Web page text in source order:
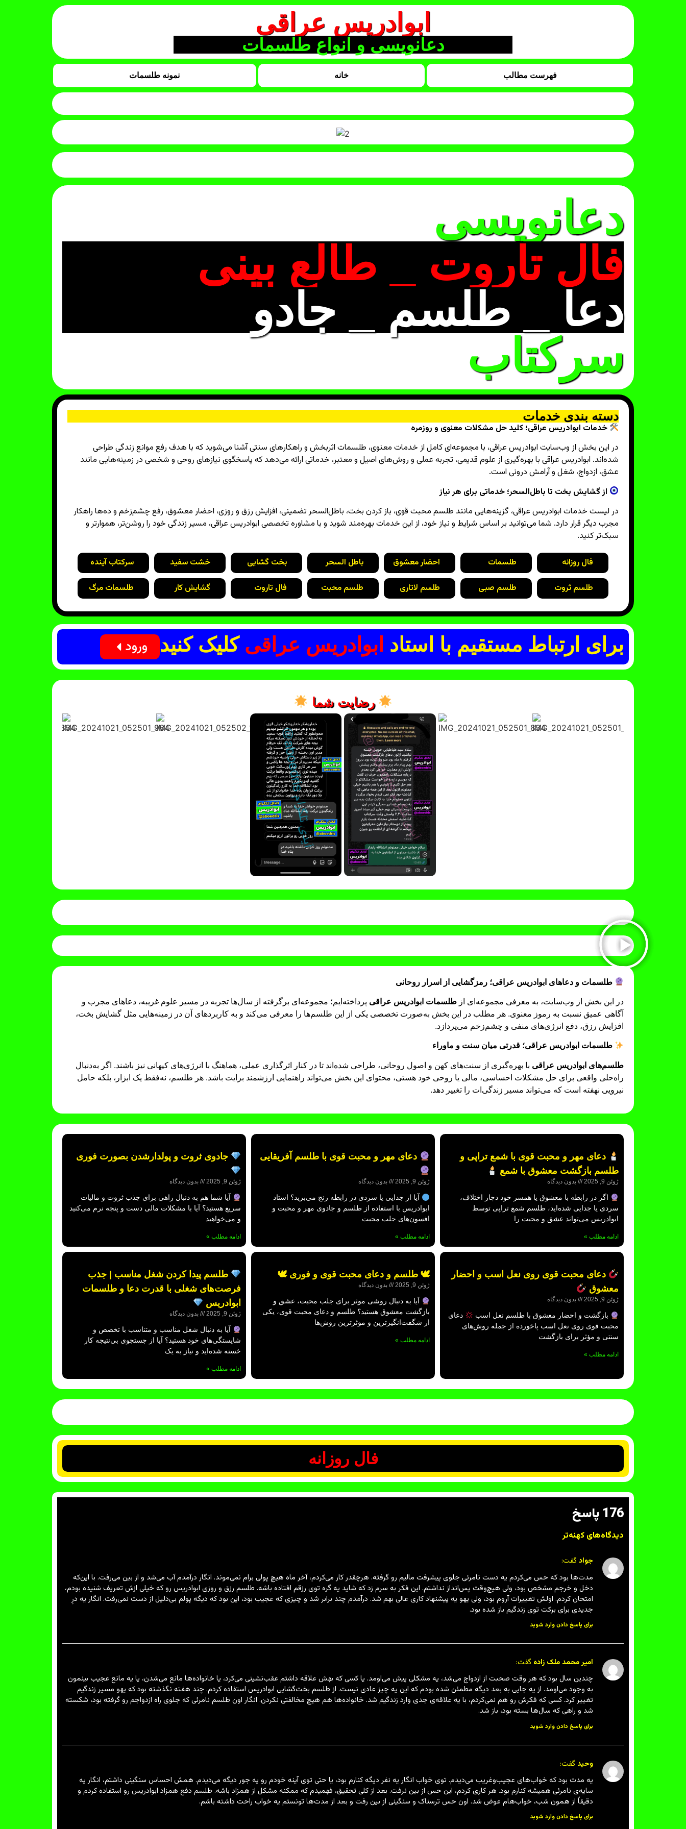
ابوادریس عراقی
دعانویسی و انواع طلسمات
فهرست مطالب خانه نمونه طلسمات
دعانویسی
فال تاروت _ طالع بینی
دعا _ طلسم _ جادو
سرکتاب
دسته بندی خدمات
خدمات ابوادریس عراقی؛ کلید حل مشکلات معنوی و روزمره
در این بخش از وب‌سایت ابوادریس عراقی، با مجموعه‌ای کامل از خدمات معنوی، طلسمات اثربخش و راهکارهای سنتی آشنا می‌شوید که با هدف رفع موانع زندگی طراحی
شده‌اند. ابوادریس عراقی با بهره‌گیری از علوم قدیمی، تجربه عملی و روش‌های اصیل و معتبر، خدماتی ارائه می‌دهد که پاسخگوی نیازهای روحی و شخصی در زمینه‌هایی مانند
عشق، ازدواج، شغل و آرامش درونی است.
از گشایش بخت تا باطل‌السحر؛ خدماتی برای هر نیاز
در لیست خدمات ابوادریس عراقی، گزینه‌هایی مانند طلسم محبت قوی، باز کردن بخت، باطل‌السحر تضمینی، افزایش رزق و روزی، احضار معشوق، رفع چشم‌زخم و ده‌ها راهکار
مجرب دیگر قرار دارد. شما می‌توانید بر اساس شرایط و نیاز خود، از این خدمات بهره‌مند شوید و با مشاوره تخصصی ابوادریس عراقی، مسیر زندگی خود را روشن‌تر، هموارتر و
سبک‌تر کنید.
فال روزانه طلسمات احضار معشوق باطل السحر بخت گشایی خشت سفید
سرکتاب آینده
طلسم ثروت
طلسم صبی طلسم لاتاری طلسم محبت فال تاروت گشایش کار طلسمات مرگ
برای ارتباط مستقیم با استاد ابوادریس عراقی کلیک کنید ورود
رضایت شما
طلسمات و دعاهای ابوادریس عراقی؛ رمزگشایی از اسرار روحانی
در این بخش از وب‌سایت، به معرفی مجموعه‌ای از طلسمات ابوادریس عراقی پرداخته‌ایم؛ مجموعه‌ای برگرفته از سال‌ها تجربه در مسیر علوم غریبه، دعاهای مجرب و
آگاهی عمیق نسبت به رموز معنوی. هر مطلب در این بخش به‌صورت تخصصی یکی از این طلسم‌ها را معرفی می‌کند و به کاربردهای آن در زمینه‌هایی مثل گشایش بخت،
افزایش رزق، دفع انرژی‌های منفی و چشم‌زخم می‌پردازد.
طلسمات ابوادریس عراقی؛ قدرتی میان سنت و ماوراء
طلسم‌های ابوادریس عراقی با بهره‌گیری از سنت‌های کهن و اصول روحانی، طراحی شده‌اند تا در کنار اثرگذاری عملی، هماهنگ با انرژی‌های کیهانی نیز باشند. اگر به‌دنبال
راه‌حلی واقعی برای حل مشکلات احساسی، مالی یا روحی خود هستی، محتوای این بخش می‌تواند راهنمایی ارزشمند برایت باشد. هر طلسم، نه‌فقط یک ابزار، بلکه حامل
نیرویی نهفته است که می‌تواند مسیر زندگی‌ات را تغییر دهد.
دعای مهر و محبت قوی با شمع تراپی و
طلسم بازگشت معشوق با شمع
ژوئن 9, 2025 بدون دیدگاه
اگر در رابطه با معشوق یا همسر خود دچار اختلاف،
سردی یا جدایی شده‌اید، طلسم شمع تراپی توسط
ابوادریس می‌تواند عشق و محبت را
ادامه مطلب »
دعای مهر و محبت قوی با طلسم آفریقایی
ژوئن 9, 2025 بدون دیدگاه
آیا از جدایی یا سردی در رابطه رنج می‌برید؟ استاد
ابوادریس با استفاده از طلسم و جادوی مهر و محبت و
افسون‌های جلب محبت
ادامه مطلب »
جادوی ثروت و پولدارشدن بصورت فوری
ژوئن 9, 2025 بدون دیدگاه
آیا شما هم به دنبال راهی برای جذب ثروت و مالیات
سریع هستید؟ آیا با مشکلات مالی دست و پنجه نرم می‌کنید
و می‌خواهید
ادامه مطلب »
دعای محبت قوی روی نعل اسب و احضار
معشوق
ژوئن 9, 2025 بدون دیدگاه
بازگشت و احضار معشوق با طلسم نعل اسب
دعای
محبت قوی روی نعل اسب پاخورده از جمله روش‌های
سنتی و مؤثر برای بازگشت
ادامه مطلب »
🕊 طلسم و دعای محبت قوی و فوری 🕊
ژوئن 9, 2025 بدون دیدگاه
آیا به دنبال روشی موثر برای جلب محبت، عشق و
بازگشت معشوق هستید؟ طلسم و دعای محبت قوی، یکی
از شگفت‌انگیزترین و موثرترین روش‌ها
ادامه مطلب »
طلسم پیدا کردن شغل مناسب | جذب
فرصت‌های شغلی با قدرت دعا و طلسمات
ابوادریس
ژوئن 9, 2025 بدون دیدگاه
آیا به دنبال شغل مناسب و متناسب با تخصص و
شایستگی‌های خود هستید؟ آیا از جستجوی بی‌نتیجه کار
خسته شده‌اید و نیاز به یک
ادامه مطلب »
فال روزانه
176 پاسخ
دیدگاه‌های کهنه‌تر
جواد گفت:
مدت‌ها بود که حس می‌کردم یه دست نامرئی جلوی پیشرفت مالیم رو گرفته. هرچقدر کار می‌کردم، آخر ماه هیچ پولی برام نمی‌موند. انگار درآمدم آب می‌شد و از بین می‌رفت. با این‌که
دخل و خرجم مشخص بود، ولی هیچ‌وقت پس‌انداز نداشتم. این فکر به سرم زد که شاید یه گره توی رزقم افتاده باشه. طلسم رزق و روزی ابوادریس رو که خیلی ازش تعریف شنیده بودم،
امتحان کردم. اولش تغییرات آروم بود، ولی یهو یه پیشنهاد کاری عالی بهم شد. درآمدم چند برابر شد و چیزی که عجیب بود، این بود که دیگه پولم بی‌دلیل از دست نمی‌رفت. انگار یه درِ
جدیدی برای برکت توی زندگیم باز شده بود.
برای پاسخ دادن وارد شوید
امیر محمد ملک زاده گفت:
چندین سال بود که هر وقت صحبت از ازدواج می‌شد، یه مشکلی پیش می‌اومد. یا کسی که بهش علاقه داشتم عقب‌نشینی می‌کرد، یا خانواده‌ها مانع می‌شدن، یا یه مانع عجیب بینمون
به وجود می‌اومد. از یه جایی به بعد دیگه مطمئن شده بودم که این یه چیز عادی نیست. از طلسم بخت‌گشایی ابوادریس استفاده کردم. چند هفته نگذشته بود که یهو مسیر زندگیم
تغییر کرد. کسی که فکرش رو هم نمی‌کردم، با یه علاقه‌ی جدی وارد زندگیم شد. خانواده‌ها هم هیچ مخالفتی نکردن. انگار اون طلسم نامرئی که جلوی راه ازدواجم رو گرفته بود، شکسته
شد و راهی که سال‌ها بسته بود، باز شد.
برای پاسخ دادن وارد شوید
وحید گفت:
یه مدت بود که خواب‌های عجیب‌وغریب می‌دیدم. توی خواب انگار یه نفر دیگه کنارم بود، یا حتی توی آینه خودم رو یه جور دیگه می‌دیدم. همش احساس سنگینی داشتم، انگار یه
سایه‌ی نامرئی همیشه کنارم بود. هر کاری کردم، این حس از بین نرفت. بعد از کلی تحقیق، فهمیدم که ممکنه مشکل از همزاد باشه. طلسم دفع همزاد ابوادریس رو استفاده کردم و
دقیقاً از همون شب، خواب‌هام عوض شد. اون حس ترسناک و سنگینی از بین رفت و بعد از مدت‌ها تونستم یه خواب راحت داشته باشم.
برای پاسخ دادن وارد شوید